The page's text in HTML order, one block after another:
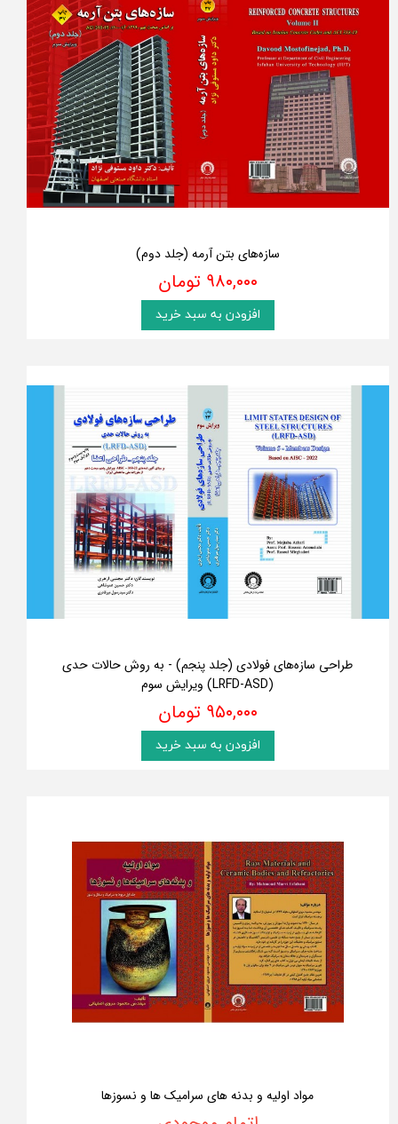
سازه‌های بتن آرمه (جلد دوم)
۹۸۰,۰۰۰ تومان
افزودن به سبد خرید
طراحی سازه‌های فولادی (جلد پنجم) - به روش حالات حدی
(LRFD-ASD) ویرایش سوم
۹۵۰,۰۰۰ تومان
افزودن به سبد خرید
مواد اولیه و بدنه های سرامیک ها و نسوزها